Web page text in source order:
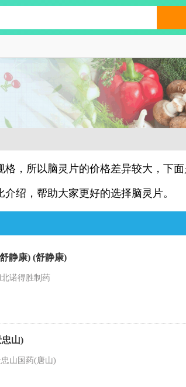
格，所以脑灵片的价格差异较大，下
绍，帮助大家更好的选择脑灵片。
静康) (舒静康)
诺得胜制药
忠山)
忠山国药(唐山)